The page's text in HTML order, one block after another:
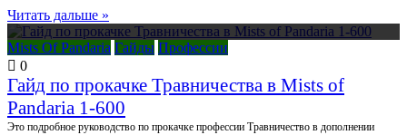
Читать дальше »
Mists Of Pandaria Гайды Профессии
0
Гайд по прокачке Травничества в Mists of
Pandaria 1-600
Это подробное руководство по прокачке профессии Травничество в дополнении